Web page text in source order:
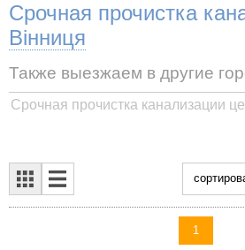
Срочная прочистка
Вінниця
Также выезжаем в другие
Срочная прочистка канализации
1